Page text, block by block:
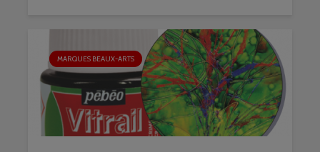
MARQUES BEAUX-ARTS